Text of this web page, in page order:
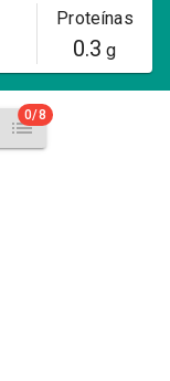
Proteínas
0.3 g
0/8